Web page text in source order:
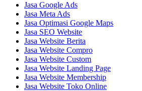
Jasa Google Ads
Jasa Meta Ads
Jasa Optimasi Google Maps
Jasa SEO Website
Jasa Website Berita
Jasa Website Compro
Jasa Website Custom
Jasa Website Landing Page
Jasa Website Membership
Jasa Website Toko Online